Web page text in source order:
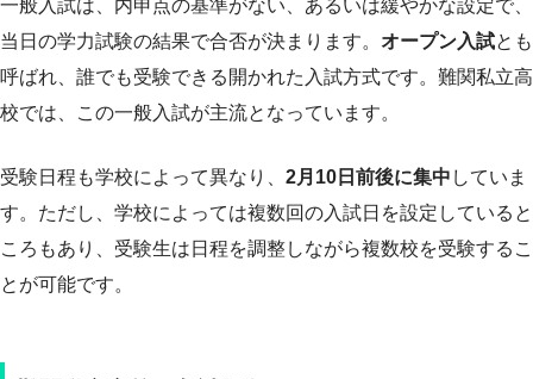
一般入試は、内申点の基準がない、あるいは緩やかな設定で、
当日の学力試験の結果で合否が決まります。 オープン入試とも
呼ばれ、誰でも受験できる開かれた入試方式です。難関私立高
校では、この一般入試が主流となっています。
受験日程も学校によって異なり、 2月10日前後に集中 していま
す。ただし、学校によっては複数回の入試日を設定していると
ころもあり、受験生は日程を調整しながら複数校を受験するこ
とが可能です。